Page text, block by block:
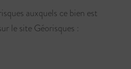
auxquels ce bien est
le site Géorisques :